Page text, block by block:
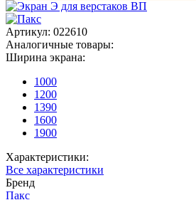
Артикул: 022610
Аналогичные товары:
Ширина экрана:
1000
1200
1390
1600
1900
Характеристики:
Все характеристики
Бренд
Пакс